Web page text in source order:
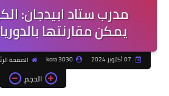
مدرب ستاد ابيدجان:
يمكن مقارنتها
kora 3030 الصفحة
الحجم